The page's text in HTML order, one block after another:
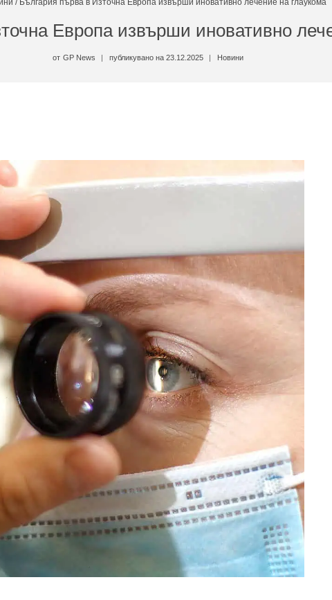
/ България първа в Източна Европа извърши иновативно лечение на глаукома
Европа извърши иновативно
от GP News публикувано на 23.12.2025 Новини